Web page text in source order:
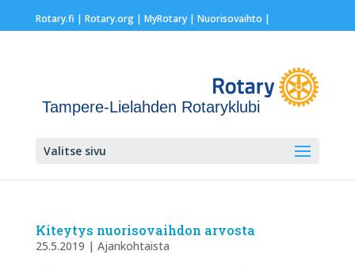
Rotary.fi | Rotary.org| MyRotary | Nuorisovaihto |
Tampere-Lielahden Rotaryklubi
Valitse sivu
Kiteytys nuorisovaihdon arvosta
25.5.2019 | Ajankohtaista